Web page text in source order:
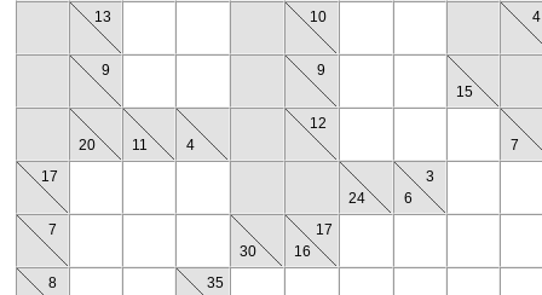
13 10 4
9
9
15
20 11 4
12
7
17
24
3
6
7
30
17
16
8
35